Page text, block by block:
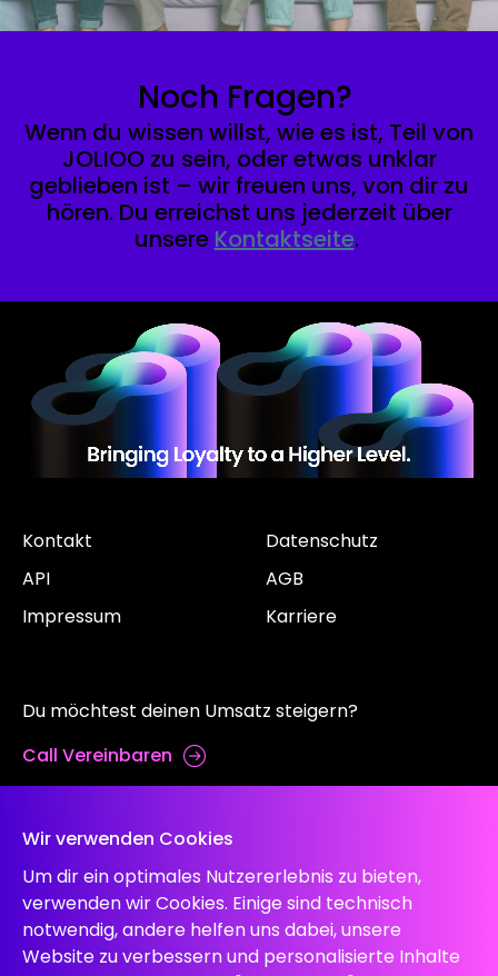
Noch Fragen?
Wenn du wissen willst, wie es ist, Teil von
JOLIOOzu sein, oder etwas unklar
geblieben ist – wir freuen uns, von dir zu
hören. Du erreichst uns jederzeit über
unsere Kontaktseite.
Kontakt
API
Impressum
Datenschutz
AGB
Karriere
Du möchtest deinen Umsatz steigern?
Call Vereinbaren
Wir verwenden Cookies
Um dir ein optimales Nutzererlebnis zu bieten,
verwenden wir Cookies. Einige sind technisch
notwendig, andere helfen uns dabei, unsere
Website zu verbessern und personalisierte Inhalte